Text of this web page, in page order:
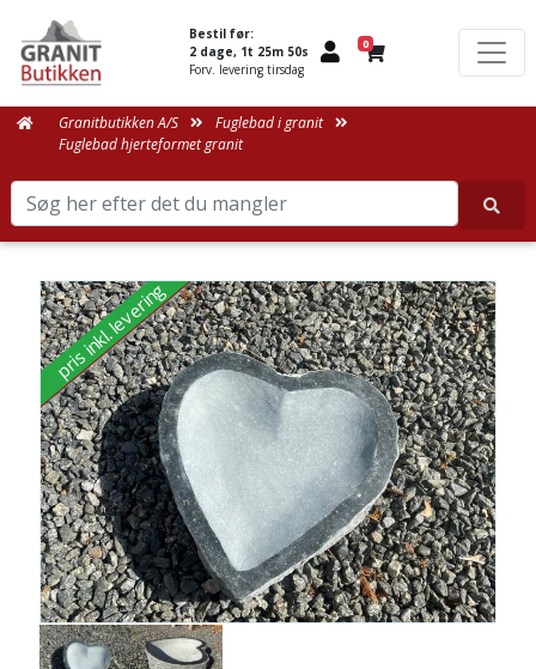
pris inkl. levering
Bestil før:
2 dage, 1t 25m 50s
Forv. levering tirsdag
0
Granitbutikken A/S
Fuglebad i granit
Fuglebad hjerteformet granit